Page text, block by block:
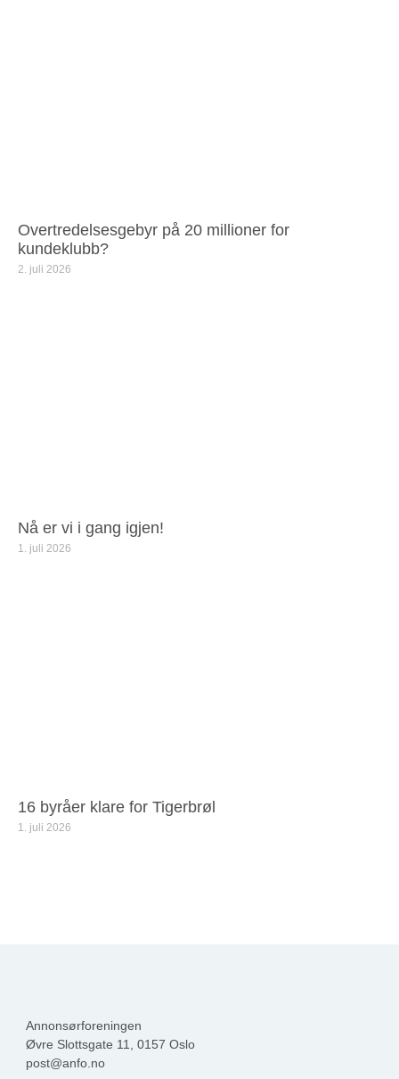
Overtredelsesgebyr på 20 millioner for
kundeklubb?
2. juli 2026
Nå er vi i gang igjen!
1. juli 2026
16 byråer klare for Tigerbrøl
1. juli 2026
Annonsørforeningen
Øvre Slottsgate 11, 0157 Oslo
post@anfo.no